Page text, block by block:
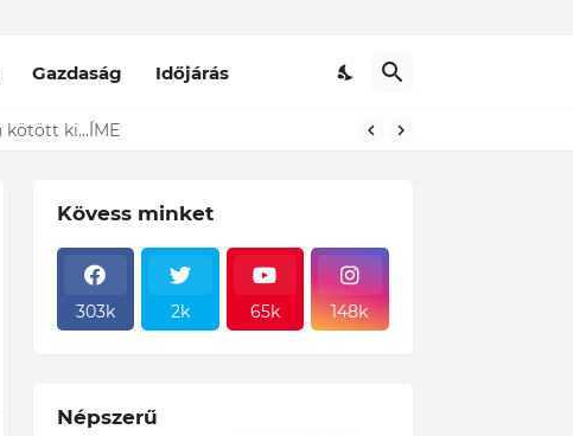
Gazdaság Időjárás
Kövess minket
303k 2k 65k 148k
Népszerű